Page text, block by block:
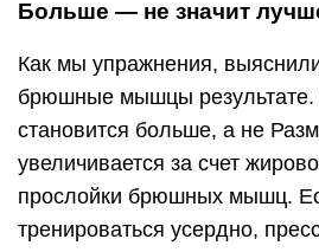
Больше — не значит
Как мы упражнения,
брюшные мышцы результате.
становится больше, а не
увеличивается за счет
прослойки брюшных мышц.
тренироваться усердно,